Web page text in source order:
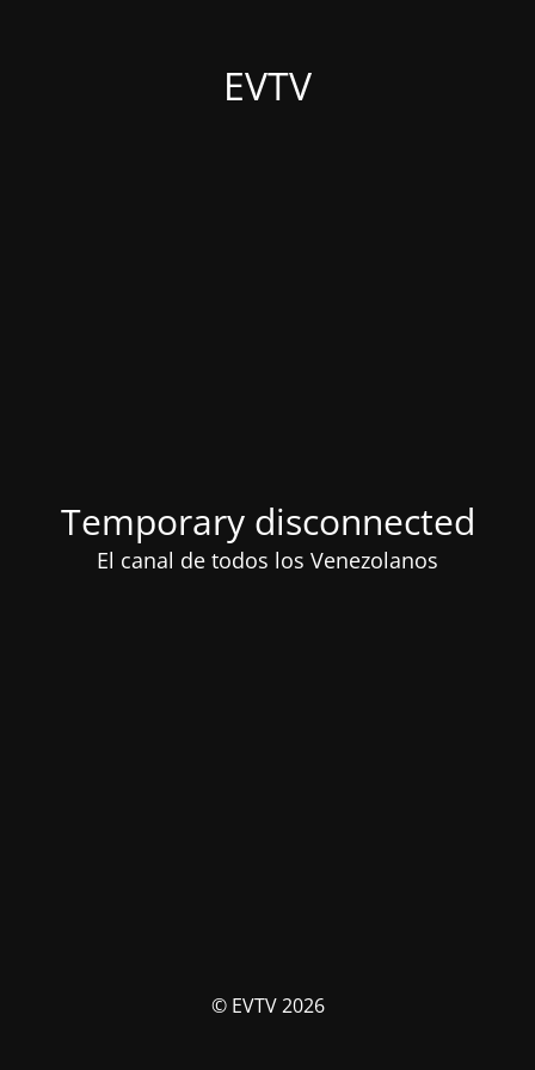
EVTV
Temporary disconnected
El canal de todos los Venezolanos
© EVTV 2026